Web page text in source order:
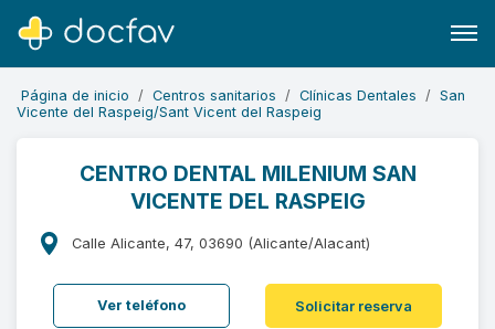
Buscar
Software para clínicas
Soporte
¿Eres un doctor?
Página de inicio Centros sanitarios Clínicas Dentales
San
Vicente del Raspeig/Sant Vicent del Raspeig
CENTRO DENTAL MILENIUM SAN
VICENTE DEL RASPEIG
Calle Alicante, 47, 03690 (Alicante/Alacant)
Ver teléfono Solicitar reserva